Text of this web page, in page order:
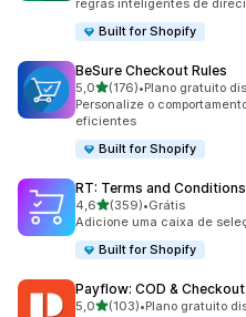
regras inteligentes de
Built for Shopify
BeSure Checkout Rules
5,0de 5 estrelas
(176)
176 avaliações ao todo
•Plano gratuito
Personalize o
eficientes
Built for Shopify
RT: Terms and
4,6de 5 estrelas
(359)
359 avaliações ao todo
•Grátis
Adicione uma caixa de
Built for Shopify
Payflow: COD & Checkout
5,0de 5 estrelas
(103)
103 avaliações ao todo
•Plano gratuito